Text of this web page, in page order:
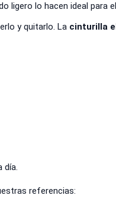
ligero lo hacen ideal para
y quitarlo. La cinturilla
día.
referencias: